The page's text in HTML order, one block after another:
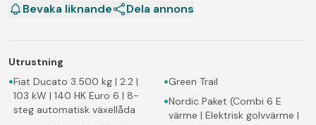
Bevaka liknande Dela annons
Utrustning
•Fiat Ducato 3.500 kg | 2.2 |
103 kW | 140 HK Euro 6 | 8-
steg automatisk växellåda
•Green Trail
•Nordic Paket (Combi 6 E
värme | Elektrisk golvvärme |